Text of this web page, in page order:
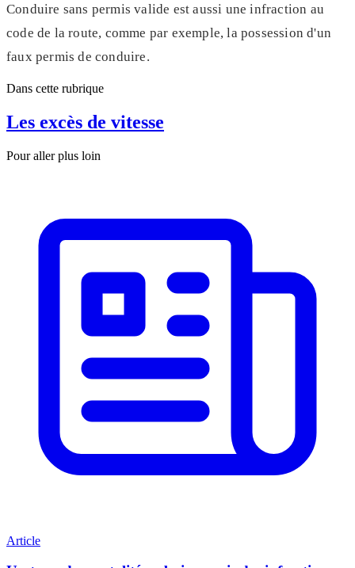
Conduire sans permis valide est aussi une infraction au
code de la route, comme par exemple, la possession d'un
faux permis de conduire.
Dans cette rubrique
Les excès de vitesse
Pour aller plus loin
Article